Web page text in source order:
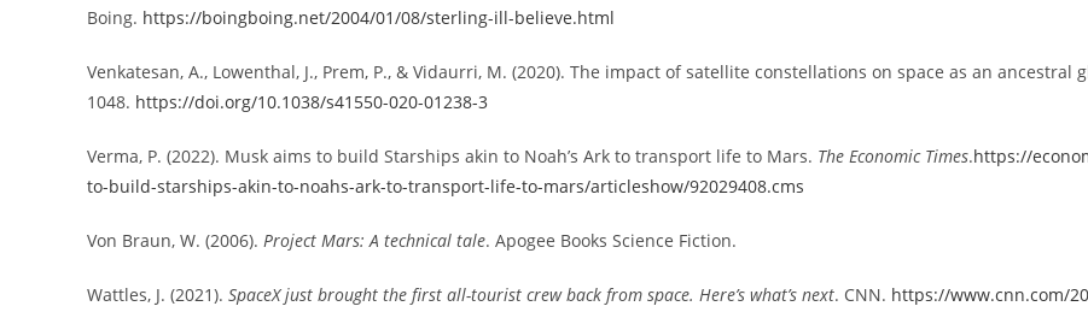
Boing. https://boingboing.net/2004/01/08/sterling-ill-believe.html
Venkatesan, A., Lowenthal, J., Prem, P., & Vidaurri, M. (2020). The impact of satellite constellations on space as an ancestral
1048. https://doi.org/10.1038/s41550-020-01238-3
Verma, P. (2022). Musk aims to build Starships akin to Noah’s Ark to transport life to Mars. The Economic Times.https://
to-build-starships-akin-to-noahs-ark-to-transport-life-to-mars/articleshow/92029408.cms
Von Braun, W. (2006). Project Mars: A technical tale. Apogee Books Science Fiction.
Wattles, J. (2021). SpaceX just brought the first all-tourist crew back from space. Here’s what’s next. CNN. https://www.cnn.com/